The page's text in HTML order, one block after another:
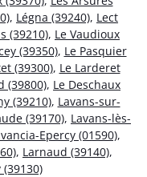
, Légna (39240), Lect
(39210), Le Vaudioux
(39350), Le Pasquier
(39300), Le Larderet
(39800), Le Deschaux
(39210), Lavans-sur-
(39170), Lavans-lès-
Epercy (01590),
, Larnaud (39140),